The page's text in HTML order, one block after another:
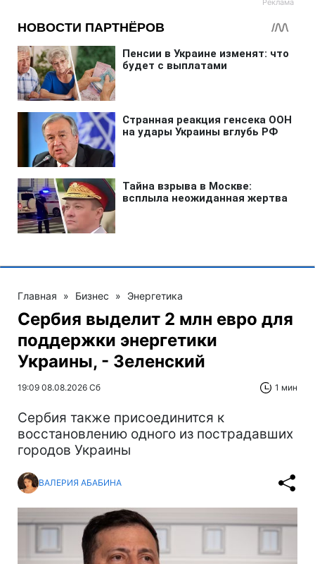
Главная » Бизнес » Энергетика
Сербия выделит 2 млн евро для
поддержки энергетики
Украины, - Зеленский
19:09 08.08.2026 Сб 1 мин
Сербия также присоединится к
восстановлению одного из пострадавших
городов Украины
ВАЛЕРИЯ АБАБИНА